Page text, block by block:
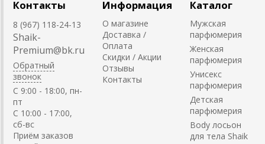
Контакты
8 (967) 118-24-13
Shaik-
Premium@bk.ru
Обратный
звонок
C 9:00 - 18:00, пн-
пт
С 10:00 - 17:00,
сб-вс
Приём заказов
Информация
О магазине
Доставка /
Оплата
Скидки / Акции
Отзывы
Контакты
Каталог
Мужская
парфюмерия
Женская
парфюмерия
Унисекс
парфюмерия
Детская
парфюмерия
Body лосьон
для тела Shaik